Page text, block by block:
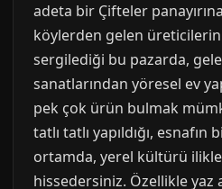
adeta bir Çifteler
köylerden gelen
sergilediği bu pazarda,
sanatlarından yöresel ev
pek çok ürün bulmak
tatlı tatlı yapıldığı,
ortamda, yerel kültürü
hissedersiniz. Özellikle yaz